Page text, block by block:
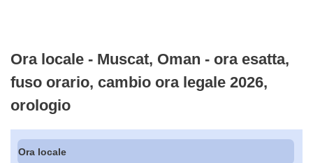
Ora locale - Muscat, Oman - ora esatta,
fuso orario, cambio ora legale 2026,
orologio
Ora locale